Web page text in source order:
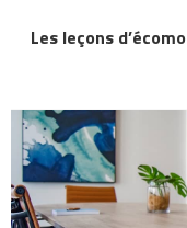
Les leçons